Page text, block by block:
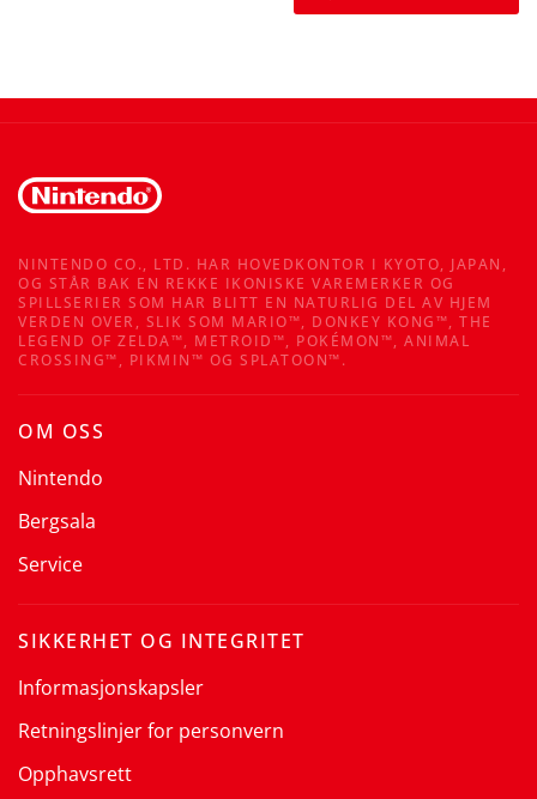
NINTENDO CO., LTD. HAR HOVEDKONTOR I KYOTO, JAPAN,
OG STÅR BAK EN REKKE IKONISKE VAREMERKER OG
SPILLSERIER SOM HAR BLITT EN NATURLIG DEL AV HJEM
VERDEN OVER, SLIK SOM MARIO™, DONKEY KONG™, THE
LEGEND OF ZELDA™, METROID™, POKÉMON™, ANIMAL
CROSSING™, PIKMIN™ OG SPLATOON™.
OM OSS
Nintendo
Bergsala
Service
SIKKERHET OG INTEGRITET
Informasjonskapsler
Retningslinjer for personvern
Opphavsrett